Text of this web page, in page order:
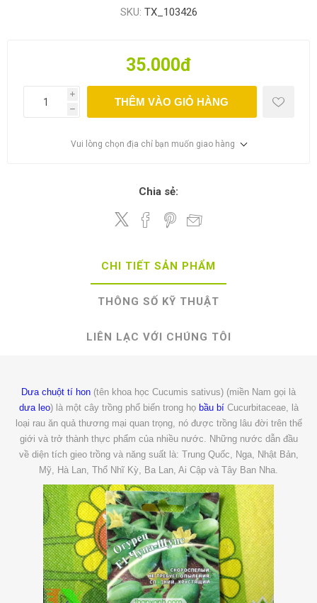
SKU: TX_103426
35.000đ
i
h
THÊM VÀO GIỎ HÀNG
Vui lòng chọn địa chỉ bạn muốn giao hàng
Chia sẻ:
CHI TIẾT SẢN PHẨM
THÔNG SỐ KỸ THUẬT
LIÊN LẠC VỚI CHÚNG TÔI
Dưa chuột tí hon (tên khoa học Cucumis sativus) (miền Nam gọi là
dưa leo) là một cây trồng phổ biến trong họ bầu bíCucurbitaceae, là
loại rau ăn quả thương mại quan trọng, nó được trồng lâu đời trên thế
giới và trở thành thực phẩm của nhiều nước. Những nước dẫn đầu
về diện tích gieo trồng và năng suất là: Trung Quốc, Nga, Nhật Bản,
Mỹ, Hà Lan, Thổ Nhĩ Kỳ, Ba Lan, Ai Cập và Tây Ban Nha.